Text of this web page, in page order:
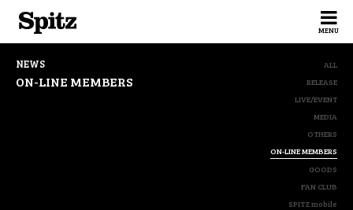
MENU
NEWS
ON-LINE MEMBERS
ALL
RELEASE
LIVE/EVENT
MEDIA
OTHERS
ON-LINE MEMBERS
GOODS
FAN CLUB
SPITZ mobile